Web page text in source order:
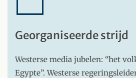
Georganiseerde strijd
Westerse media jubelen: “het
Egypte”. Westerse